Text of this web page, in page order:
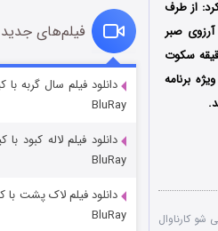
از طرف
آرزوی صبر
سکوت
شو کارناوال‌
شوگر فصل ۲
قسمت
فیلم‌های جدید
دانلود فیلم سال گربه با
BluRay
دانلود فیلم لاله کبود
BluRay
دانلود فیلم لاک پشت با
BluRay